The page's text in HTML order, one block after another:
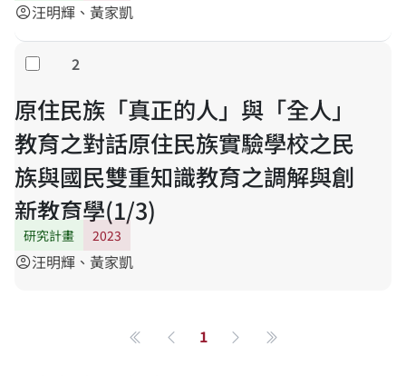
account_circle汪明輝、黃家凱
Select 2
原住民族「真正的人」與「全人」
教育之對話原住民族實驗學校之民
族與國民雙重知識教育之調解與創
新教育學(1/3)
研究計畫 2023
account_circle汪明輝、黃家凱
第一頁Previous page
1 Next page最後一頁